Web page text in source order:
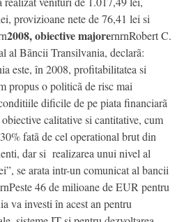
provizioane nete de 76,41 lei si
2008, obiective majorernrnRobert C.
al Bãncii Transilvania, declarã:
este, în 2008, profitabilitatea si
propus o politicã de risc mai
dificile de pe piata financiarã
calitative si cantitative, cum
fatã de cel operational brut din
dar si realizarea unui nivel al
se arata intr-un comunicat al bancii
46 de milioane de EUR pentru
va investi în acest an pentru